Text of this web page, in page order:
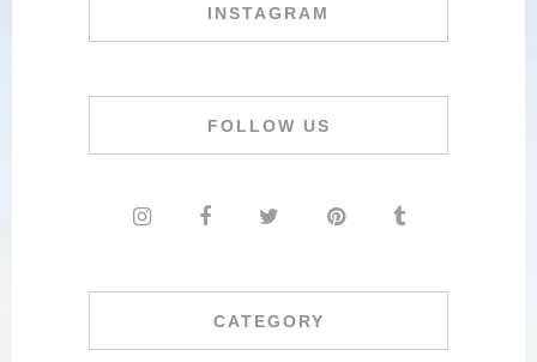
INSTAGRAM
FOLLOW US
CATEGORY